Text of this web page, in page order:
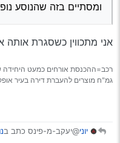
ומסתיים בזה שהנוסע
אני מתכווין כשסגרת
רכב=ההכנסת אורחים כמעט היחידה
גמ"ח מוצרים להעברת דירה בעיר
יוני@יעקב-מ-פינס כתב ב